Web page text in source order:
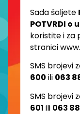
Sada šaljete
POTVRDI o
koristite i za
stranici www.
SMS brojevi
600 ili 063
SMS brojevi
601 ili 063